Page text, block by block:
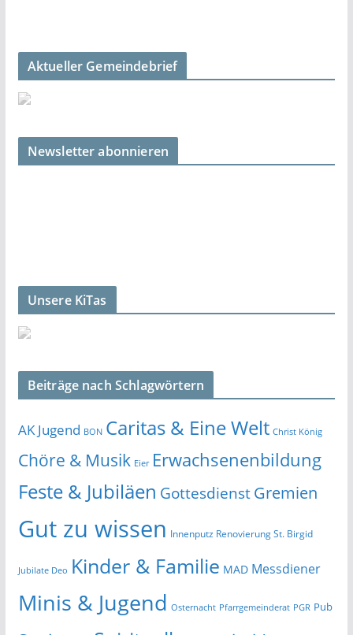
Aktueller Gemeindebrief
Newsletter abonnieren
Unsere KiTas
Beiträge nach Schlagwörtern
AK Jugend BON Caritas & Eine Welt Christ König
Chöre & Musik Eier Erwachsenenbildung
Feste & Jubiläen GottesdienstGremien
Gut zu wissen Innenputz Renovierung St. Birgid
Jubilate Deo Kinder & Familie MAD Messdiener
Minis & Jugend Osternacht Pfarrgemeinderat PGR Pub